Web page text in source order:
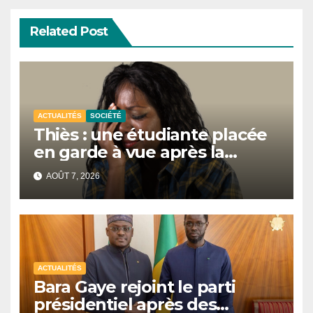
Related Post
ACTUALITÉS SOCIÉTÉ
Thiès : une étudiante placée
en garde à vue après la
découverte de deux
nouveau-nés sans vie
AOÛT 7, 2026
ACTUALITÉS
Bara Gaye rejoint le parti
présidentiel après des